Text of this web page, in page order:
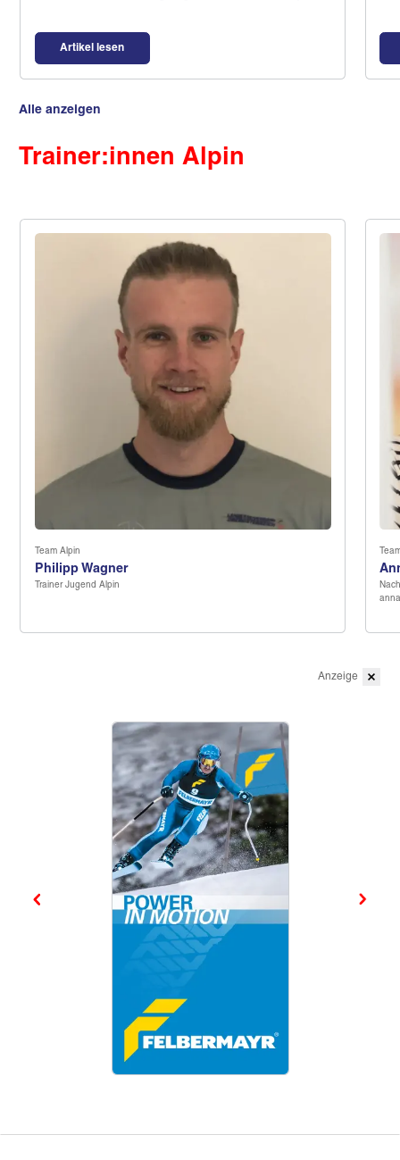
Artikel lesen
Alle anzeigen
Trainer:innen Alpin
Team Alpin
Philipp Wagner
Trainer Jugend Alpin
Anzeige